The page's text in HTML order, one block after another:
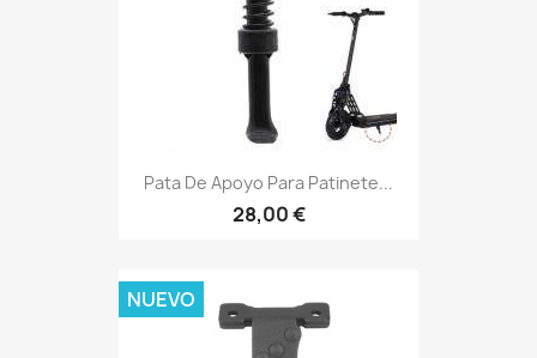
Pata De Apoyo Para Patinete...
28,00 €
NUEVO